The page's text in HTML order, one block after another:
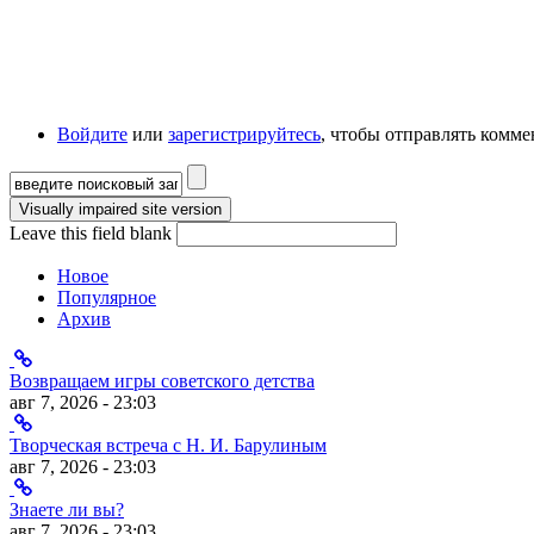
Войдите или зарегистрируйтесь, чтобы отправлять
Форма поиска
Leave this field blank
Новое
Популярное
Архив
Возвращаем игры советского детства
авг 7, 2026 - 23:03
Творческая встреча с Н. И. Барулиным
авг 7, 2026 - 23:03
Знаете ли вы?